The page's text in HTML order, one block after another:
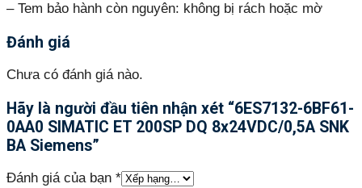
– Tem bảo hành còn nguyên: không bị rách hoặc mờ
Đánh giá
Chưa có đánh giá nào.
Hãy là người đầu tiên nhận xét “6ES7132-6BF61-
0AA0 SIMATIC ET 200SP DQ 8x24VDC/0,5A SNK
BA Siemens”
Đánh giá của bạn *